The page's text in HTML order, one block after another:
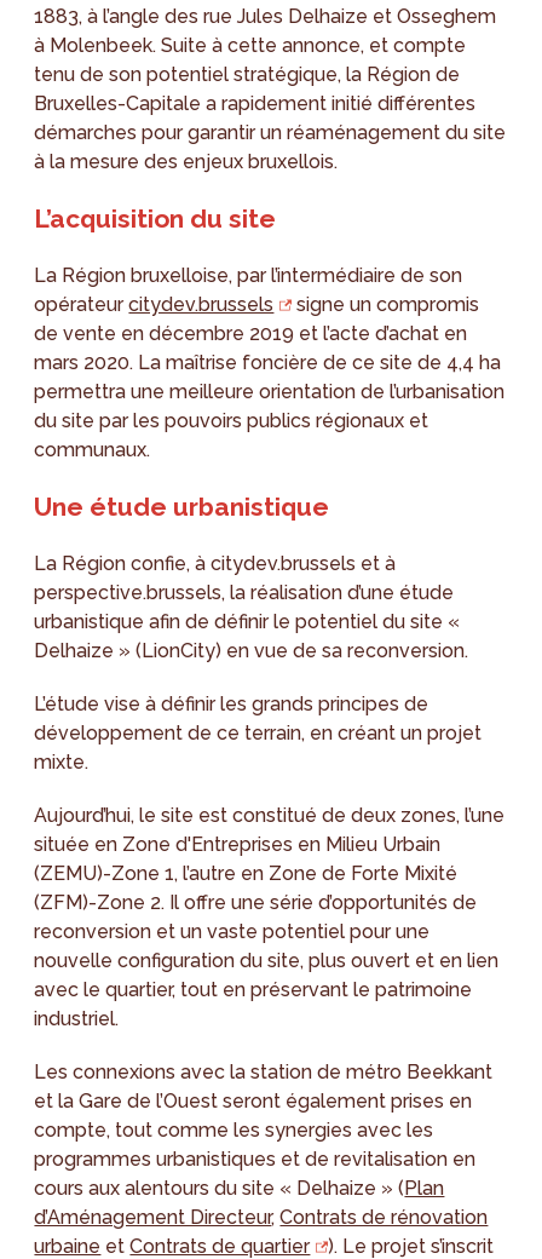
1883, à l’angle des rue Jules Delhaize et Osseghem
à Molenbeek. Suite à cette annonce, et compte
tenu de son potentiel stratégique, la Région de
Bruxelles-Capitale a rapidement initié différentes
démarches pour garantir un réaménagement du site
à la mesure des enjeux bruxellois.
L’acquisition du site
La Région bruxelloise, par l’intermédiaire de son
opérateurcitydev.brussels
signe un compromis
de vente en décembre 2019 et l’acte d’achat en
mars 2020. La maîtrise foncière de ce site de 4,4 ha
permettra une meilleure orientation de l’urbanisation
du site par les pouvoirs publics régionaux et
communaux.
Une étude urbanistique
La Région confie, à citydev.brussels et à
perspective.brussels, la réalisation d’une étude
urbanistique afin de définir le potentiel du site «
Delhaize » (LionCity) en vue de sa reconversion.
L’étude vise à définir les grands principes de
développement de ce terrain, en créant un projet
mixte.
Aujourd’hui, le site est constitué de deux zones, l’une
située en Zone d'Entreprises en Milieu Urbain
(ZEMU)-Zone 1, l’autre en Zone de Forte Mixité
(ZFM)-Zone 2. Il offre une série d’opportunités de
reconversion et un vaste potentiel pour une
nouvelle configuration du site, plus ouvert et en lien
avec le quartier, tout en préservant le patrimoine
industriel.
Les connexions avec la station de métro Beekkant
et la Gare de l’Ouest seront également prises en
compte, tout comme les synergies avec les
programmes urbanistiques et de revitalisation en
cours aux alentours du site « Delhaize » (Plan
d’Aménagement Directeur,Contrats de rénovation
urbaine etContrats de quartier
). Le projet s’inscrit